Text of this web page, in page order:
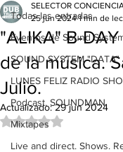
Todas las entradas
Eventos de Sound
SOUND SYSTEM "DATA"
LUNES FELIZ RADIO
Podcast. SOUNDMAN
Mixtapes
Live and direct. Shows.
"ALIKA" B-
de la música.
Julio.
SELECTOR
25 jun 2024 1 min de
Actualizado:29 jun 2024
Obtuvo NaN de 5